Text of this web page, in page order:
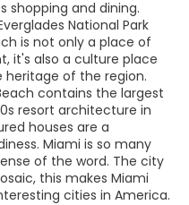
shopping and dining.
National Park
is not only a place of
it's also a culture place
heritage of the region.
contains the largest
resort architecture in
houses are a
Miami is so many
of the word. The city
this makes Miami
cities in America.